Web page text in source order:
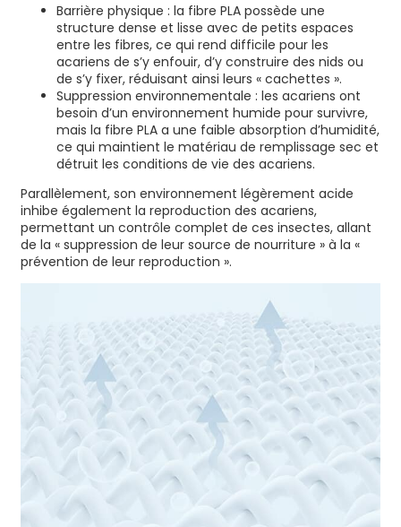
Barrière physique : la fibre PLA possède une
structure dense et lisse avec de petits espaces
entre les fibres, ce qui rend difficile pour les
acariens de s’y enfouir, d’y construire des nids ou
de s’y fixer, réduisant ainsi leurs « cachettes ».
Suppression environnementale : les acariens ont
besoin d’un environnement humide pour survivre,
mais la fibre PLA a une faible absorption d’humidité,
ce qui maintient le matériau de remplissage sec et
détruit les conditions de vie des acariens.
Parallèlement, son environnement légèrement acide
inhibe également la reproduction des acariens,
permettant un contrôle complet de ces insectes, allant
de la « suppression de leur source de nourriture » à la «
prévention de leur reproduction ».